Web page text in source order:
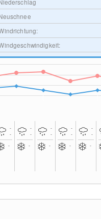
-
-
-
-
-
-
-
-
-
-
-
-
-
-
-